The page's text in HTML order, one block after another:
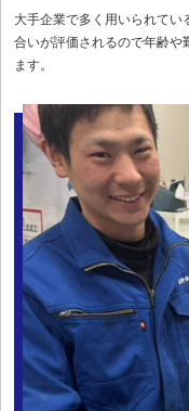
大手企業で多く用いられて
合いが評価されるので年齢や
ます。